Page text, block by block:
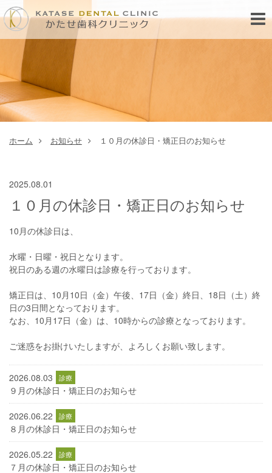
ホーム お知らせ １０月の休診日・矯正日のお知らせ
2025.08.01
１０月の休診日・矯正日のお知らせ
10月の休診日は、
水曜・日曜・祝日となります。
祝日のある週の水曜日は診療を行っております。
矯正日は、10月10日（金）午後、17日（金）終日、18日（土）終
日の3日間となっております。
なお、10月17日（金）は、10時からの診療となっております。
ご迷惑をお掛けいたしますが、よろしくお願い致します。
2026.08.03
９月の休診日・矯正日のお知らせ
2026.06.22
８月の休診日・矯正日のお知らせ
2026.05.22
７月の休診日・矯正日のお知らせ